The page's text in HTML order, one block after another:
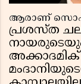
ആരാണ്
പ്രശസ്ത